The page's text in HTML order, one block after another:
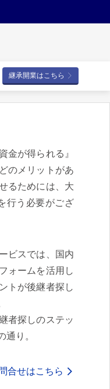
継承開業はこちら
金が得られる』
のメリットがあ
るためには、大
行う必要がござ
ビスでは、国内
ォームを活用し
トが後継者探し
者探しのステッ
通り。
合せはこちら